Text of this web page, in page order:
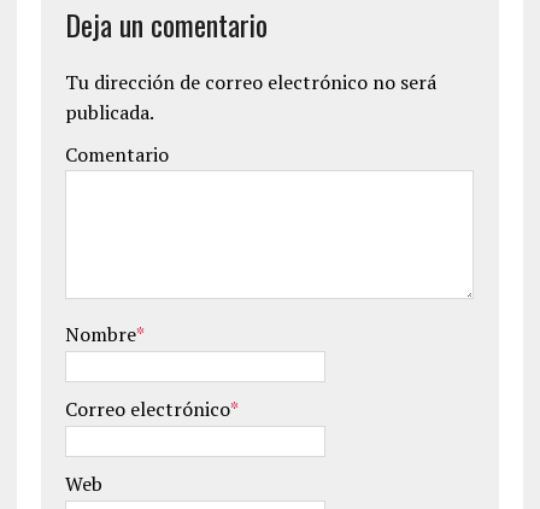
Deja un comentario
Tu dirección de correo electrónico no será
publicada.
Comentario
Nombre*
Correo electrónico*
Web